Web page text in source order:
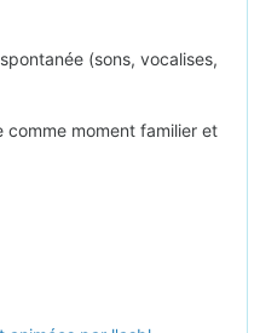
(sons, vocalises,
comme moment familier et